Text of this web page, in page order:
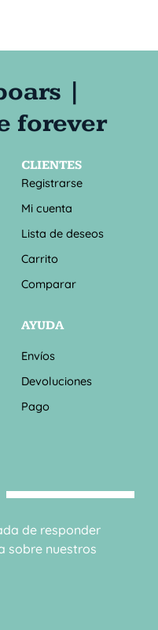
CLIENTES
Registrarse
Mi cuenta
Lista de deseos
Carrito
Comparar
AYUDA
Envíos
Devoluciones
Pago
de responder
sobre nuestros